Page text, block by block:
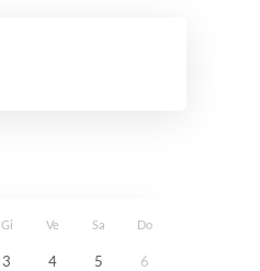
Gi Ve Sa Do
3 4 5 6